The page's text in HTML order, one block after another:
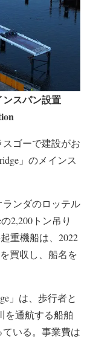
ンスパン設置
スゴーで建設がお
」のメインス
ンダのロッテル
2,200トン吊り
重機船は、2022
買収し、船名を
」は、歩行者と
を通航する船舶
いる。事業費は